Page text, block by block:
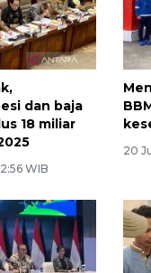
dan baja
18 miliar
WIB
20